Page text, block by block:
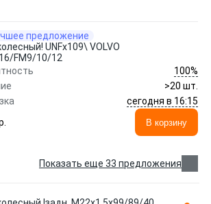
предложение
UNFx109\ VOLVO
FM9/10/12
100%
>20 шт.
сегодня в 16:15
В корзину
Показать еще 33 предложения